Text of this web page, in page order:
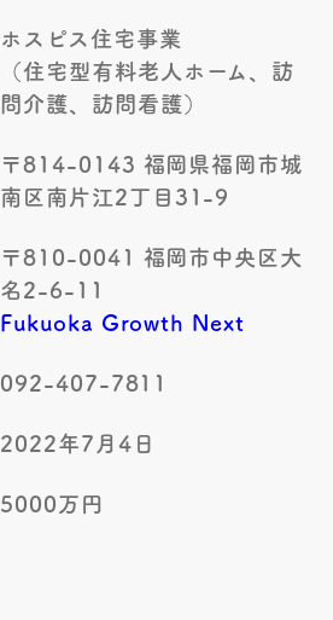
ホスピス住宅事業
（住宅型有料老人ホーム、訪
問介護、訪問看護）
〒814-0143 福岡県福岡市城
南区南片江2丁目31-9
〒810-0041 福岡市中央区大
名2-6-11
Fukuoka Growth Next
092-407-7811
2022年7月4日
5000万円